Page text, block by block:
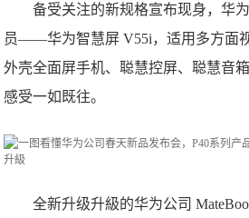
备受关注的新规格宣布现身，华为
员——华为智慧屏 V55i，适用多方面
外壳全面屏手机、聪慧控屏、聪慧音
感受一如既往。
全新升级升級的华为公司